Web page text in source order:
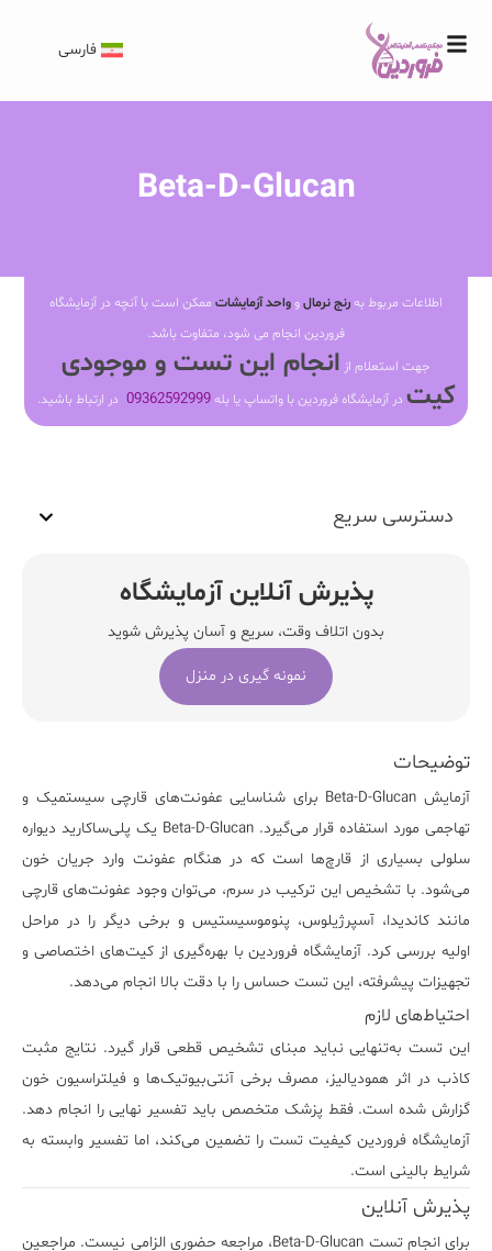
فارسی
Beta-D-Glucan
اطلاعات مربوط بهرنج نرمالو واحد آزمایشات ممکن است با آنچه در آزمایشگاه
فروردین انجام می شود، متفاوت باشد.
جهت استعلام از انجام این تست و موجودی
کیت در آزمایشگاه فروردین با واتساپ یا بله09362592999 در ارتباط باشید.
توضیحات
آزمایش Beta-D-Glucan برای شناسایی عفونت‌های قارچی سیستمیک و
تهاجمی مورد استفاده قرار می‌گیرد. Beta-D-Glucan یک پلی‌ساکارید دیواره
سلولی بسیاری از قارچ‌ها است که در هنگام عفونت وارد جریان خون
می‌شود. با تشخیص این ترکیب در سرم، می‌توان وجود عفونت‌های قارچی
مانند کاندیدا، آسپرژیلوس، پنوموسیستیس و برخی دیگر را در مراحل
اولیه بررسی کرد. آزمایشگاه فروردینبا بهره‌گیری از کیت‌های اختصاصی و
تجهیزات پیشرفته، این تست حساس را با دقت بالا انجام می‌دهد.
احتیاط‌های لازم
این تست به‌تنهایی نباید مبنای تشخیص قطعی قرار گیرد. نتایج مثبت
کاذب در اثر همودیالیز، مصرف برخی آنتی‌بیوتیک‌ها و فیلتراسیون خون
گزارش شده است. فقط پزشک متخصص باید تفسیر نهایی را انجام دهد.
آزمایشگاه فروردین کیفیت تست را تضمین می‌کند، اما تفسیر وابسته به
شرایط بالینی است.
پذیرش آنلاین
برای انجام تست Beta-D-Glucan، مراجعه حضوری الزامی نیست. مراجعین
دسترسی سریع
پذیرش آنلاین آزمایشگاه
بدون اتلاف وقت، سریع و آسان پذیرش شوید
نمونه گیری در منزل